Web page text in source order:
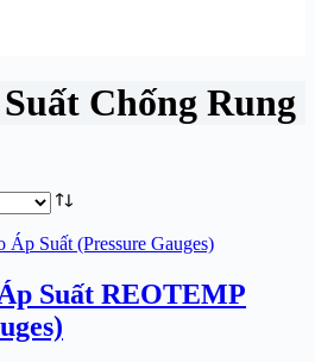
Chống Rung
Suất REOTEMP